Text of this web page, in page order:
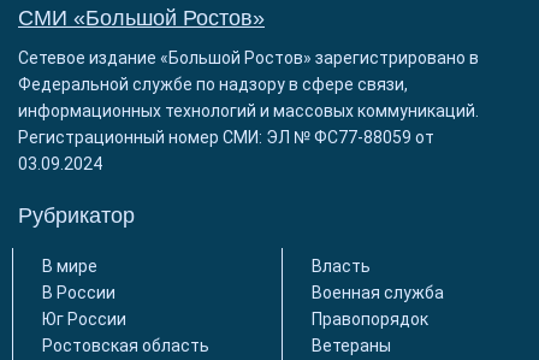
СМИ «Большой Ростов»
Сетевое издание «Большой Ростов» зарегистрировано в
Федеральной службе по надзору в сфере связи,
информационных технологий и массовых коммуникаций.
Регистрационный номер СМИ: ЭЛ № ФС77-88059 от
03.09.2024
Рубрикатор
В мире
В России
Юг России
Ростовская область
Власть
Военная служба
Правопорядок
Ветераны